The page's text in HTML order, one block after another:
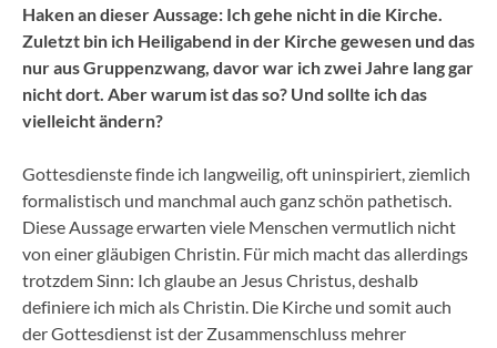
Haken an dieser Aussage: Ich gehe nicht in die Kirche.
Zuletzt bin ich Heiligabend in der Kirche gewesen und das
nur aus Gruppenzwang, davor war ich zwei Jahre lang gar
nicht dort. Aber warum ist das so? Und sollte ich das
vielleicht ändern?
Gottesdienste finde ich langweilig, oft uninspiriert, ziemlich
formalistisch und manchmal auch ganz schön pathetisch.
Diese Aussage erwarten viele Menschen vermutlich nicht
von einer gläubigen Christin. Für mich macht das allerdings
trotzdem Sinn: Ich glaube an Jesus Christus, deshalb
definiere ich mich als Christin. Die Kirche und somit auch
der Gottesdienst ist der Zusammenschluss mehrer